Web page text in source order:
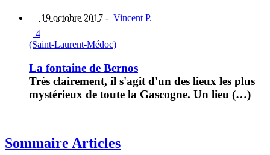
19 octobre 2017 - Vincent P.
| 4
(Saint-Laurent-Médoc)
La fontaine de Bernos
Très clairement, il s'agit d'un des lieux les plus
mystérieux de toute la Gascogne. Un lieu (…)
Sommaire Articles